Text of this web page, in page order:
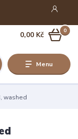
Menu
0
0,00 Kč
washed